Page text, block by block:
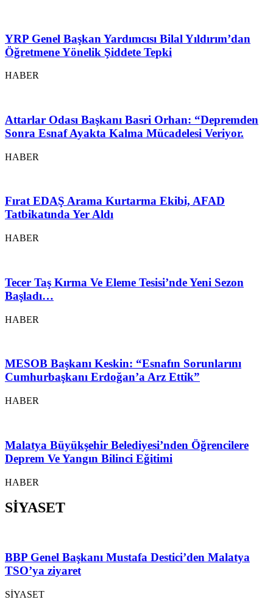
YRP Genel Başkan Yardımcısı Bilal Yıldırım’dan
Öğretmene Yönelik Şiddete Tepki
HABER
Attarlar Odası Başkanı Basri Orhan: “Depremden
Sonra Esnaf Ayakta Kalma Mücadelesi Veriyor.
HABER
Fırat EDAŞ Arama Kurtarma Ekibi, AFAD
Tatbikatında Yer Aldı
HABER
Tecer Taş Kırma Ve Eleme Tesisi’nde Yeni Sezon
Başladı…
HABER
MESOB Başkanı Keskin: “Esnafın Sorunlarını
Cumhurbaşkanı Erdoğan’a Arz Ettik”
HABER
Malatya Büyükşehir Belediyesi’nden Öğrencilere
Deprem Ve Yangın Bilinci Eğitimi
HABER
SİYASET
BBP Genel Başkanı Mustafa Destici’den Malatya
TSO’ya ziyaret
SİYASET